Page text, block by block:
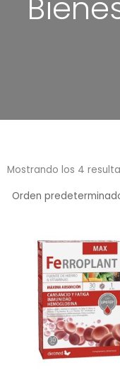
Mostrando los 4